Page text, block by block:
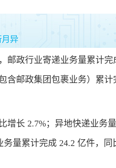
政行业寄递业务量累计完
含邮政集团包裹业务）累计
长 2.7%；异地快递业务
量累计完成 24.2 亿件，同